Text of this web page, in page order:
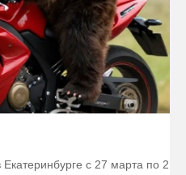
с 27 марта по 2